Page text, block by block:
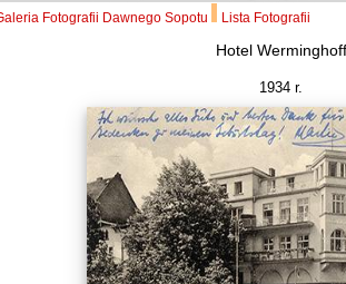
Fotografii Dawnego Sopotu Lista Fotografii
Hotel Werminghoff
1934 r.